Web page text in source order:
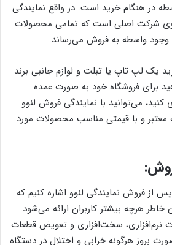
در هنگام خرید است. در واقع نمایندگی
شرکت اصلی است که تمامی محصولات
وجود واسطه به فروش می‌رساند.
یک لپ تاپ یا تبلت و لوازم جانبی برند
برای فروشگاه خود به صورت عمده
می‌توانید با نمایندگی فروش لنوو
و با قیمتی مناسب محصولات مورد
از فروش نمایندگی لنوو اشاره کنیم که
خاطر هرچه بیشتر کاربران ارائه می‌شود.
نرم‌افزاری، سخت‌افزاری و تعویض قطعات
بروز هرگونه خرابی و اختلال در دستگاه